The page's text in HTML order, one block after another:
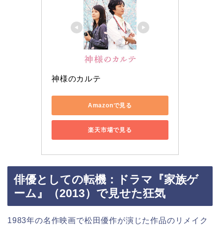
神様のカルテ
Amazonで見る
楽天市場で見る
俳優としての転機：ドラマ『家族ゲ
ーム』（2013）で見せた狂気
1983年の名作映画で松田優作が演じた作品のリメイク